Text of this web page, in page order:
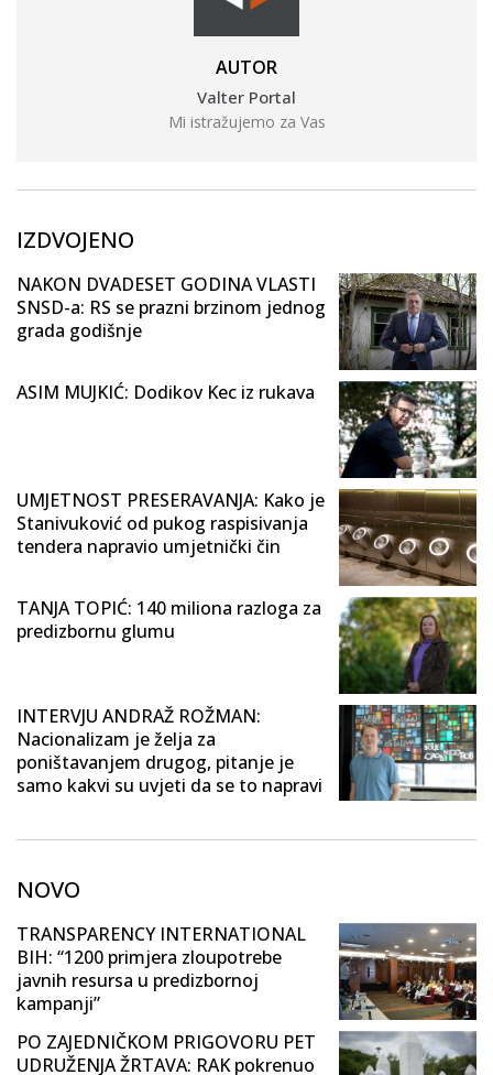
AUTOR
Valter Portal
Mi istražujemo za Vas
IZDVOJENO
NAKON DVADESET GODINA VLASTI
SNSD-a: RS se prazni brzinom jednog
grada godišnje
ASIM MUJKIĆ: Dodikov Kec iz rukava
UMJETNOST PRESERAVANJA: Kako je
Stanivuković od pukog raspisivanja
tendera napravio umjetnički čin
TANJA TOPIĆ: 140 miliona razloga za
predizbornu glumu
INTERVJU ANDRAŽ ROŽMAN:
Nacionalizam je želja za
poništavanjem drugog, pitanje je
samo kakvi su uvjeti da se to napravi
NOVO
TRANSPARENCY INTERNATIONAL
BIH: “1200 primjera zloupotrebe
javnih resursa u predizbornoj
kampanji”
PO ZAJEDNIČKOM PRIGOVORU PET
UDRUŽENJA ŽRTAVA: RAK pokrenuo